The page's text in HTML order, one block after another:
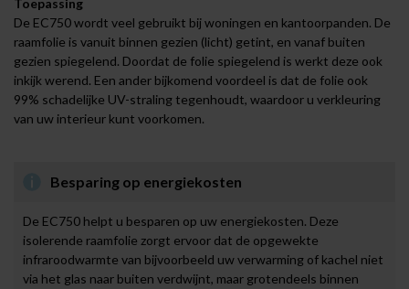
Toepassing
De EC750 wordt veel gebruikt bij woningen en kantoorpanden. De
raamfolie is vanuit binnen gezien (licht) getint, en vanaf buiten
gezien spiegelend. Doordat de folie spiegelend is werkt deze ook
inkijk werend. Een ander bijkomend voordeel is dat de folie ook
99% schadelijke UV-straling tegenhoudt, waardoor u verkleuring
van uw interieur kunt voorkomen.
Besparing op energiekosten
De EC750 helpt u besparen op uw energiekosten. Deze
isolerende raamfolie zorgt ervoor dat de opgewekte
infraroodwarmte van bijvoorbeeld uw verwarming of kachel niet
via het glas naar buiten verdwijnt, maar grotendeels binnen